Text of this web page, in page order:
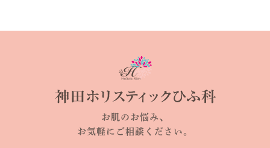
お肌のお悩み、
お気軽にご相談ください。